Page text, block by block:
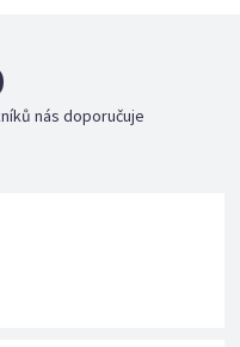
nás doporučuje